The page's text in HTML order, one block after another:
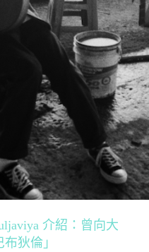
介紹：曾向大
狄倫」